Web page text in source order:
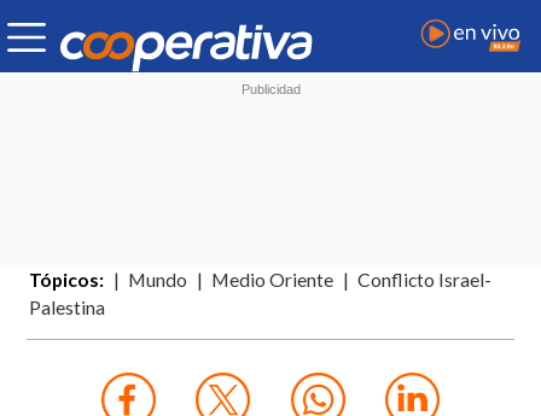
Tópicos: Mundo Medio Oriente
Conflicto Israel-
Palestina